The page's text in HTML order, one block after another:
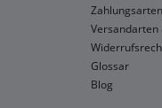
Zahlungsarten
Versandarten
Glossar
Blog